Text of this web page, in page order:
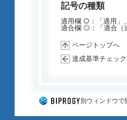
記号の種類
適用欄 ○：「適用」
適合欄 ◎：「適合（
ページトップへ
達成基準チェッ
別ウィンドウで